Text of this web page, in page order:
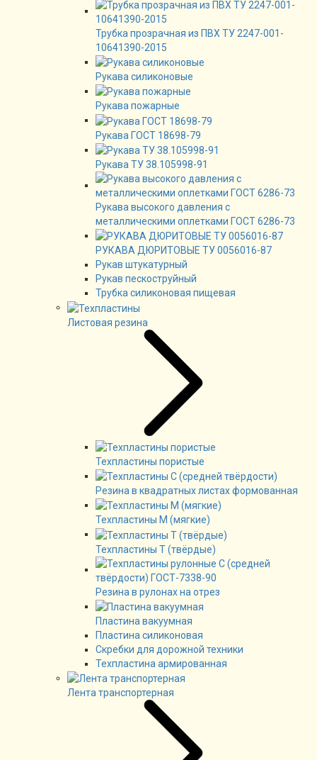
Трубка прозрачная из ПВХ ТУ 2247-001-
10641390-2015
Рукава силиконовые
Рукава пожарные
Рукава ГОСТ 18698-79
Рукава ТУ 38.105998-91
Рукава высокого давления с
металлическими оплетками ГОСТ 6286-73
РУКАВА ДЮРИТОВЫЕ ТУ 0056016-87
Рукав штукатурный
Рукав пескоструйный
Трубка силиконовая пищевая
Листовая резина
Техпластины пористые
Резина в квадратных листах формованная
Техпластины М (мягкие)
Техпластины Т (твёрдые)
Резина в рулонах на отрез
Пластина вакуумная
Пластина силиконовая
Скребки для дорожной техники
Техпластина армированная
Лента транспортерная